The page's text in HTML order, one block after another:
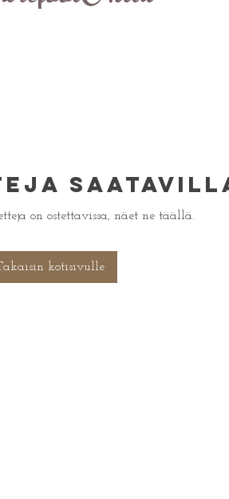
on ostettavissa, näet ne täällä.
kotisivulle